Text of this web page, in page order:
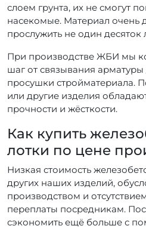
слоем грунта, их не смогут
насекомые. Материал очень
прослужить не один десяток
При производстве ЖБИ мы
шаг от связывания
просушки стройматериала.
или другие изделия
прочности и жёсткости.
Как купить
лотки по цене
Низкая стоимость
других наших изделий,
производством и
переплаты посредникам.
сэкономить ещё больше с